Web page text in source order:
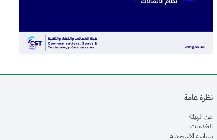
نظرة عامة
عن الهيئةopens in new window
الخدماتopens in new window
سياسة الاستخدام